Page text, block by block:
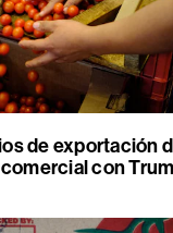
de exportación
con